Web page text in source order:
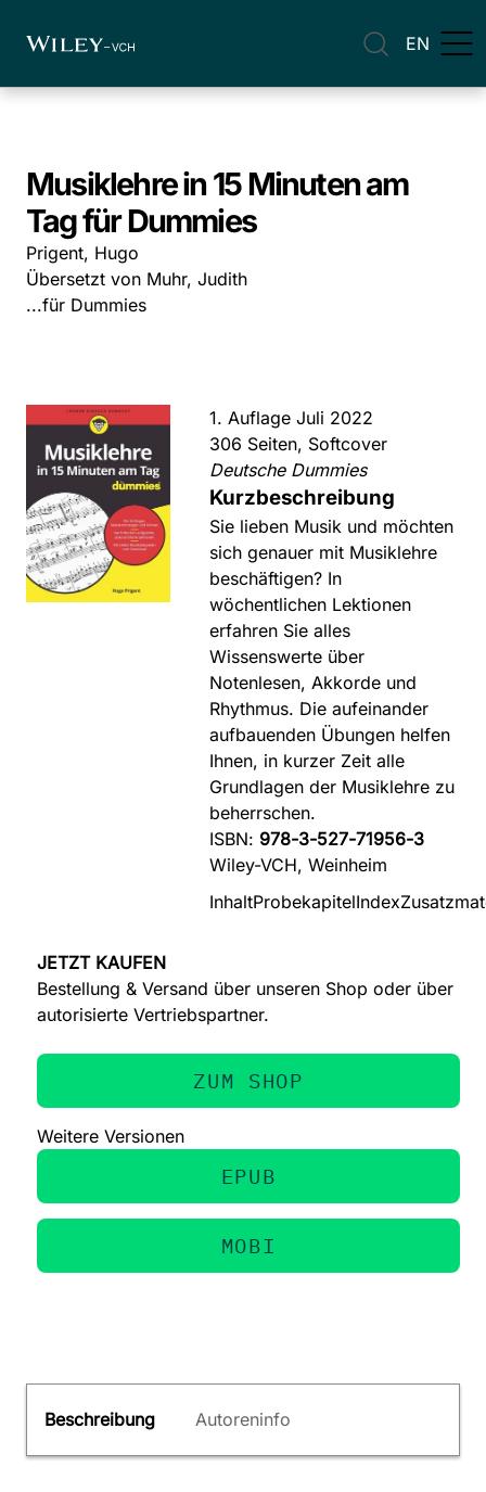
EN
Musiklehre in 15 Minuten am
Tag für Dummies
Prigent, Hugo
Übersetzt von Muhr, Judith
...für Dummies
1. Auflage Juli 2022
306 Seiten, Softcover
Deutsche Dummies
Kurzbeschreibung
Sie lieben Musik und möchten
sich genauer mit Musiklehre
beschäftigen? In
wöchentlichen Lektionen
erfahren Sie alles
Wissenswerte über
Notenlesen, Akkorde und
Rhythmus. Die aufeinander
aufbauenden Übungen helfen
Ihnen, in kurzer Zeit alle
Grundlagen der Musiklehre zu
beherrschen.
ISBN: 978-3-527-71956-3
Wiley-VCH, Weinheim
InhaltProbekapitelIndex
JETZT KAUFEN
Bestellung & Versand über unseren Shop oder über
autorisierte Vertriebspartner.
ZUM SHOP
Weitere Versionen
EPUB
MOBI
Beschreibung Autoreninfo